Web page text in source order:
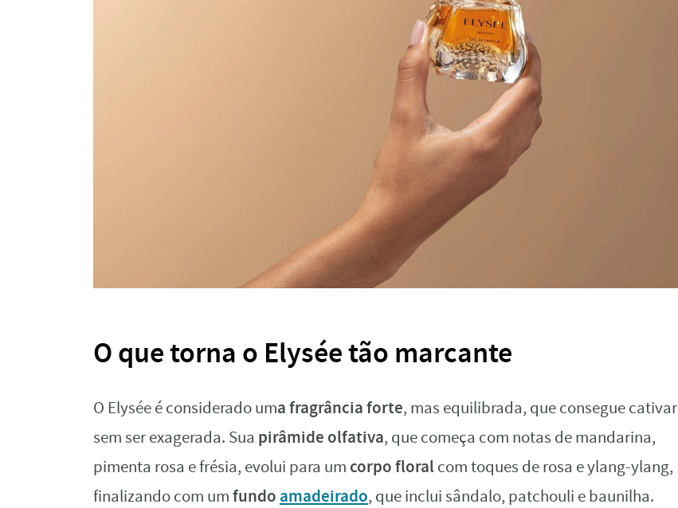
O que torna o Elysée tão marcante
O Elysée é considerado uma fragrância forte, mas equilibrada, que consegue cativar
sem ser exagerada. Sua pirâmide olfativa, que começa com notas de mandarina,
pimenta rosa e frésia, evolui para um corpo floral com toques de rosa e ylang-ylang,
finalizando com umfundo amadeirado, que inclui sândalo, patchouli e baunilha.